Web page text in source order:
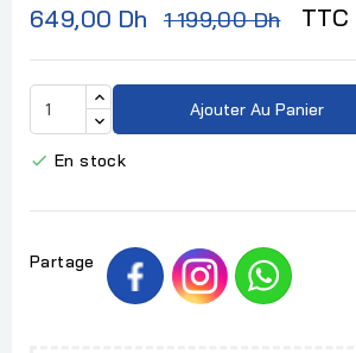
649,00 Dh 1 199,00 Dh TTC
Ajouter Au Panier
 En stock
Partage